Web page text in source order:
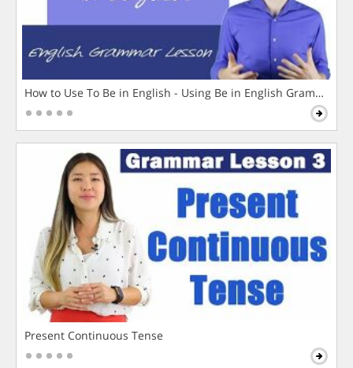
How to Use To Be in English - Using Be in English Grammar
Present Continuous Tense